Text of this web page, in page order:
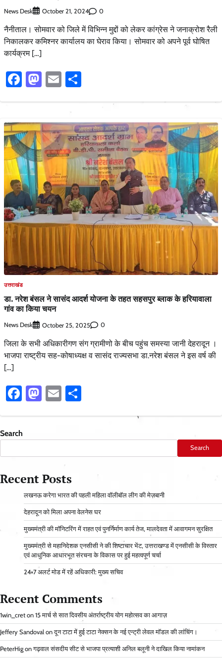
News Desk October 21, 2024 0
नैनीताल। सोमवार को जिले में विभिन्न मुद्दों को लेकर कांग्रेस ने जनाक्रोश रैली
निकालकर कमिश्नर कार्यालय का घेराव किया। सोमवार को अपने पूर्व घोषित
कार्यक्रम […]
Facebook
Mastodon
Email
उत्तराखंड
डा. नरेश बंसल ने सासंद आदर्श योजना के तहत सहसपुर ब्लाक के हरियावाला
गांव का किया चयन
News Desk October 25, 2025 0
जिला के सभी अधिकारीगण संग ग्रामीणो के बीच पहुंच समस्या जानी देहरादून ।
भाजपा राष्ट्रीय सह-कोषाध्यक्ष व सासंद राज्यसभा डा.नरेश बंसल ने इस वर्ष की
[…]
Facebook
Mastodon
Email
Search
Search
Recent Posts
लखनऊ करेगा भारत की पहली महिला वॉलीबॉल लीग की मेज़बानी
देहरादून को मिला अपना वेलनेस घर
मुख्यमंत्री की मॉनिटरिंग में राहत एवं पुनर्निर्माण कार्य तेज, मालदेवता में आवागमन सुरक्षित
मुख्यमंत्री से महानिदेशक एनसीसी ने की शिष्टाचार भेंट, उत्तराखण्ड में एनसीसी के विस्तार
एवं आधुनिक आधारभूत संरचना के विकास पर हुई महत्वपूर्ण चर्चा
24×7 अलर्ट मोड में रहें अधिकारी: मुख्य सचिव
Recent Comments
1win_cret on 15 मार्च से सात दिवसीय अंतर्राष्ट्रीय योग महोत्सव का आगाज़
Jeffery Sandoval onदून टाटा में हुई टाटा नेक्सन के नई एन्ट्री लेवल मॉडल की लांचिंग।
PeterHig onगढ़वाल संसदीय सीट से भाजपा प्रत्याशी अनिल बलूनी ने दाखिल किया नामांकन